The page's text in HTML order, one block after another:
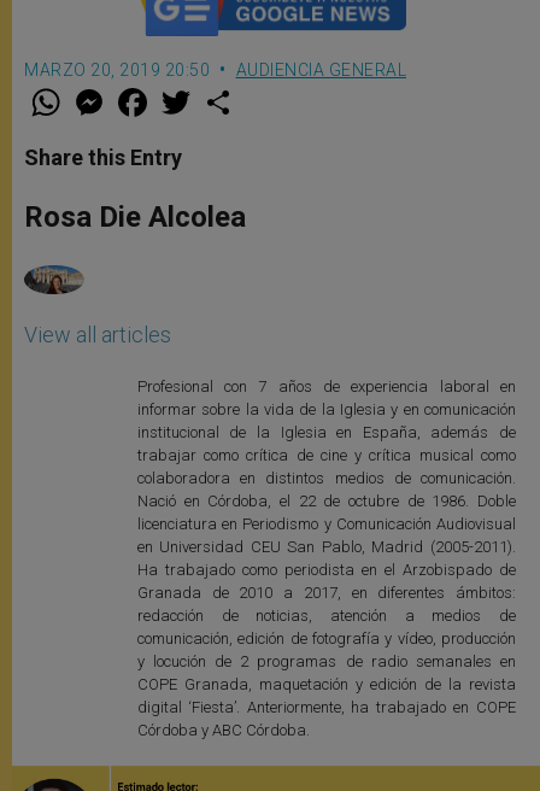
MARZO 20, 2019 20:50 AUDIENCIA GENERAL
W
t
s
p
p
M
e
s
e
g
e
F
a
e
b
o
k
w
r
Share this Entry
Rosa Die Alcolea
View all articles
Profesional con 7 años de experiencia laboral en
informar sobre la vida de la Iglesia y en comunicación
institucional de la Iglesia en España, además de
trabajar como crítica de cine y crítica musical como
colaboradora en distintos medios de comunicación.
Nació en Córdoba, el 22 de octubre de 1986. Doble
licenciatura en Periodismo y Comunicación Audiovisual
en Universidad CEU San Pablo, Madrid (2005-2011).
Ha trabajado como periodista en el Arzobispado de
Granada de 2010 a 2017, en diferentes ámbitos:
redacción de noticias, atención a medios de
comunicación, edición de fotografía y vídeo, producción
y locución de 2 programas de radio semanales en
COPE Granada, maquetación y edición de la revista
digital ‘Fiesta’. Anteriormente, ha trabajado en COPE
Córdoba y ABC Córdoba.